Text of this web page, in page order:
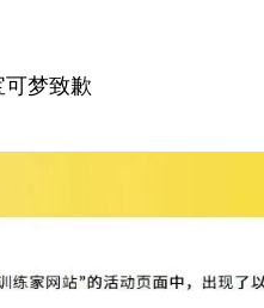
梦致歉